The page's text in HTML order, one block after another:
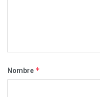
Nombre *